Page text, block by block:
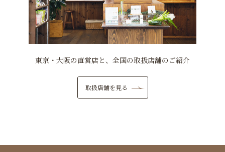
東京・大阪の直営店と、全国の取扱店舗のご紹介
取扱店舗を見る